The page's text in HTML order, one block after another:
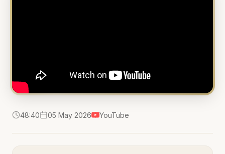
48:40 05 May 2026 YouTube